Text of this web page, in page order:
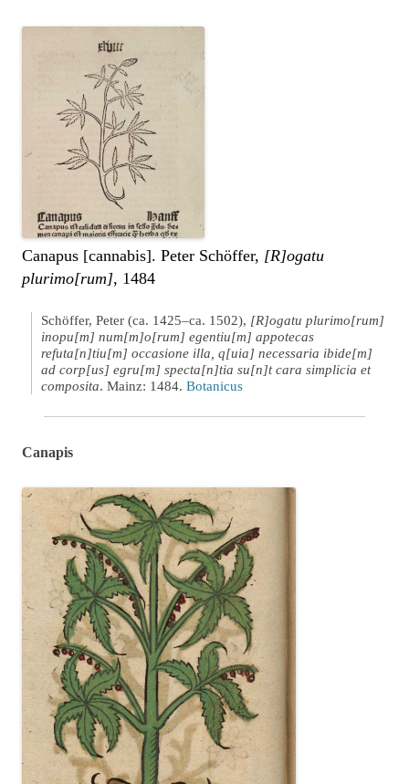
Canapus [cannabis]. Peter Schöffer, [R]ogatu
plurimo[rum], 1484
Schöffer, Peter (ca. 1425–ca. 1502), [R]ogatu plurimo[rum]
inopu[m] num[m]o[rum] egentiu[m] appotecas
refuta[n]tiu[m] occasione illa, q[uia] necessaria ibide[m]
ad corp[us] egru[m] specta[n]tia su[n]t cara simplicia et
composita. Mainz: 1484. Botanicus
Canapis